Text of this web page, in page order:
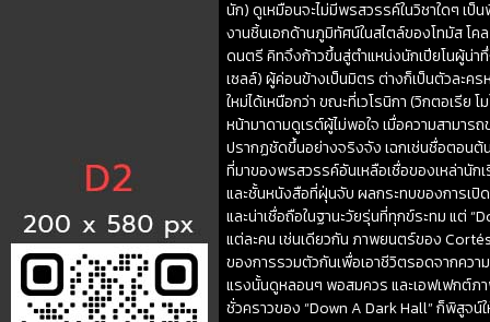
นัก) ดูเหมือนจะไม่มีพรสวรรค์ในวิชาใดๆ เป็
งานชิ้นเอกด้านภูมิทัศน์ในสไตล์ของโทมัส โ
ดนตรี คิทจึงก้าวขึ้นสู่ตำแหน่งนักเปียโนผู้น่า
เซลล์) ผู้ค่อนข้างเป็นมิตร ต่างก็เป็นตัวละค
ใหม่ได้เหนือกว่า ขณะที่เวโรนิกา (วิกตอเรีย
หน้ามาดามดูเรต์ผู้ไม่พอใจ เมื่อความสามา
ปรากฏชัดขึ้นอย่างจริงจัง เฉกเช่นชื่อตอนต้
ที่มาของพรสวรรค์อันเหลือเชื่อของเหล่านั
และชั้นหนังสือที่ฝุ่นจับ ผลกระทบของการเปิ
และน่าเชื่อถือในฐานะวัยรุ่นที่ทุกข์ระทม แต่
แต่ละคน เช่นเดียวกัน ภาพยนตร์ของ
ของการรวมตัวกันเพื่อเอาชีวิตรอดจากคว
แรงนั้นดูหลอนๆ พอสมควร และเอฟเฟกต์ภ
ชั่วคราวของ “Down A Dark Hall” ก็พิสูจน์